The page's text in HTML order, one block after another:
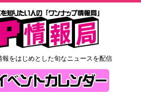
報をはじめとした旬なニュースを配信